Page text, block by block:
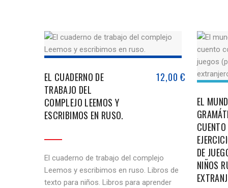
EL CUADERNO DE
TRABAJO DEL
COMPLEJO LEEMOS Y
ESCRIBIMOS EN RUSO.
12,00€
El cuaderno de trabajo del complejo
Leemos y escribimos en ruso. Libros de
texto para niños. Libros para aprender
EL
DE
NIÑOS